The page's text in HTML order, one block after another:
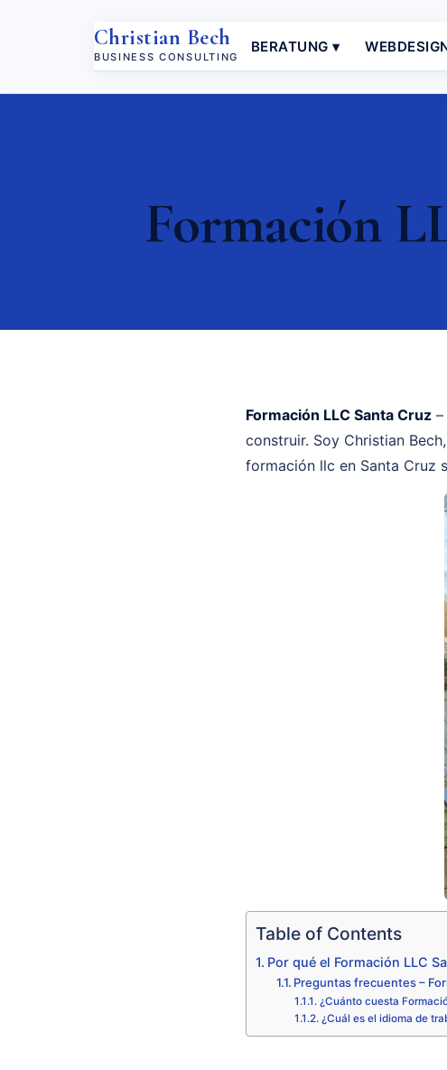
Christian Bech
BUSINESS CONSULTING
BERATUNG ▾
Formación
Formación LLC Santa Cruz
construir. Soy Christian
formación llc en Santa Cruz
Table of Contents
Por qué el Formación LLC
Preguntas frecuentes –
¿Cuánto cuesta
¿Cuál es el idioma de